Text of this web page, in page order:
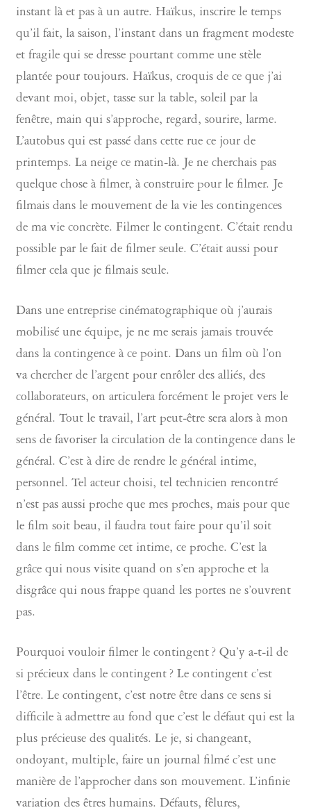
instant là et pas à un autre. Haïkus, inscrire le temps
qu’il fait, la saison, l’instant dans un fragment modeste
et fragile qui se dresse pourtant comme une stèle
plantée pour toujours. Haïkus, croquis de ce que j’ai
devant moi, objet, tasse sur la table, soleil par la
fenêtre, main qui s’approche, regard, sourire, larme.
L’autobus qui est passé dans cette rue ce jour de
printemps. La neige ce matin-là. Je ne cherchais pas
quelque chose à filmer, à construire pour le filmer. Je
filmais dans le mouvement de la vie les contingences
de ma vie concrète. Filmer le contingent. C’était rendu
possible par le fait de filmer seule. C’était aussi pour
filmer cela que je filmais seule.
Dans une entreprise cinématographique où j’aurais
mobilisé une équipe, je ne me serais jamais trouvée
dans la contingence à ce point. Dans un film où l’on
va chercher de l’argent pour enrôler des alliés, des
collaborateurs, on articulera forcément le projet vers le
général. Tout le travail, l’art peut-être sera alors à mon
sens de favoriser la circulation de la contingence dans le
général. C’est à dire de rendre le général intime,
personnel. Tel acteur choisi, tel technicien rencontré
n’est pas aussi proche que mes proches, mais pour que
le film soit beau, il faudra tout faire pour qu’il soit
dans le film comme cet intime, ce proche. C’est la
grâce qui nous visite quand on s’en approche et la
disgrâce qui nous frappe quand les portes ne s’ouvrent
pas.
Pourquoi vouloir filmer le contingent ? Qu’y a-t-il de
si précieux dans le contingent ? Le contingent c’est
l’être. Le contingent, c’est notre être dans ce sens si
difficile à admettre au fond que c’est le défaut qui est la
plus précieuse des qualités. Le je, si changeant,
ondoyant, multiple, faire un journal filmé c’est une
manière de l’approcher dans son mouvement. L’infinie
variation des êtres humains. Défauts, fêlures,